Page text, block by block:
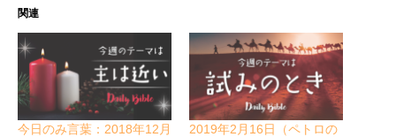
関連
今日のみ言葉：2018年12月
2019年2月16日（ペトロの